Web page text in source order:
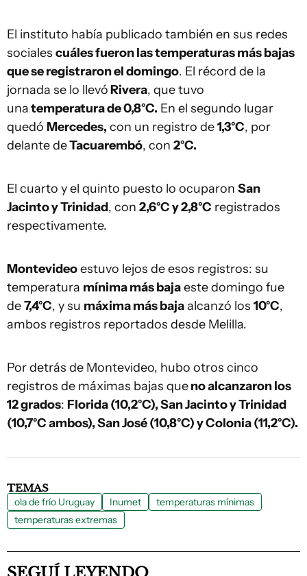
El instituto había publicado también en sus redes
sociales cuáles fueron las temperaturas más bajas
que se registraron el domingo. El récord de la
jornada se lo llevóRivera, que tuvo
unatemperatura de 0,8°C. En el segundo lugar
quedó Mercedes, con un registro de1,3°C, por
delante deTacuarembó, con 2°C.
El cuarto y el quinto puesto lo ocuparon San
Jacinto y Trinidad, con 2,6°C y 2,8°C registrados
respectivamente.
Montevideoestuvo lejos de esos registros: su
temperatura mínima más bajaeste domingo fue
de7,4°C, y su máxima más bajaalcanzó los 10°C,
ambos registros reportados desde Melilla.
Por detrás de Montevideo, hubo otros cinco
registros de máximas bajas queno alcanzaron los
12 grados: Florida (10,2°C), San Jacinto y Trinidad
(10,7°C ambos), San José (10,8°C) y Colonia (11,2°C).
TEMAS
ola de frío Uruguay Inumet
temperaturas mínimas
temperaturas extremas